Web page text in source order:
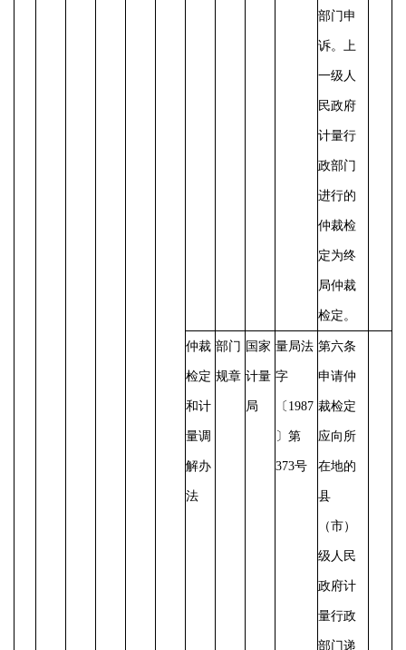
部门申
诉。上
一级人
民政府
计量行
政部门
进行的
仲裁检
定为终
局仲裁
检定。
仲裁
检定
和计
量调
解办
法
部门
规章
国家
计量
局
量局法
字
〔 1987
〕第
373号
第六条
申请仲
裁检定
应向所
在地的
县
（市）
级人民
政府计
量行政
部门递